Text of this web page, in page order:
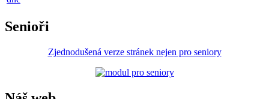
Senioři
Zjednodušená verze stránek nejen pro seniory